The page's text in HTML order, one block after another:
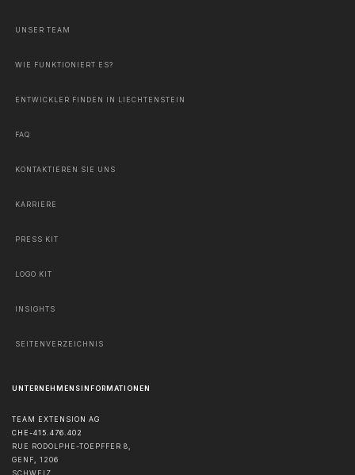
UNSER TEAM
WIE FUNKTIONIERT ES?
ENTWICKLER FINDEN IN LIECHTENSTEIN
FAQ
KONTAKTIEREN SIE UNS
KARRIERE
PRESS KIT
LOGO KIT
INSIGHTS
SEITENVERZEICHNIS
UNTERNEHMENSINFORMATIONEN
TEAM EXTENSION AG
CHE-415.476.402
RUE RODOLPHE-TOEPFFER 8,
GENF, 1206